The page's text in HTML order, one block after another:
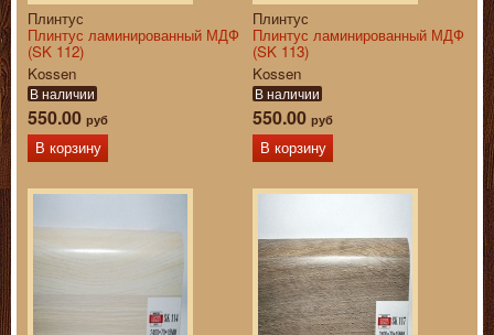
Плинтус
Плинтус ламинированный МДФ
(SK 112)
Kossen
В наличии
550.00 руб
В корзину
Плинтус
Плинтус ламинированный МДФ
(SK 113)
Kossen
В наличии
550.00 руб
В корзину